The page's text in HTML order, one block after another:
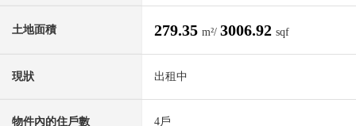
土地面積 279.35 m²/ 3006.92 sqf
現狀 出租中
物件內的住戶數 4戶